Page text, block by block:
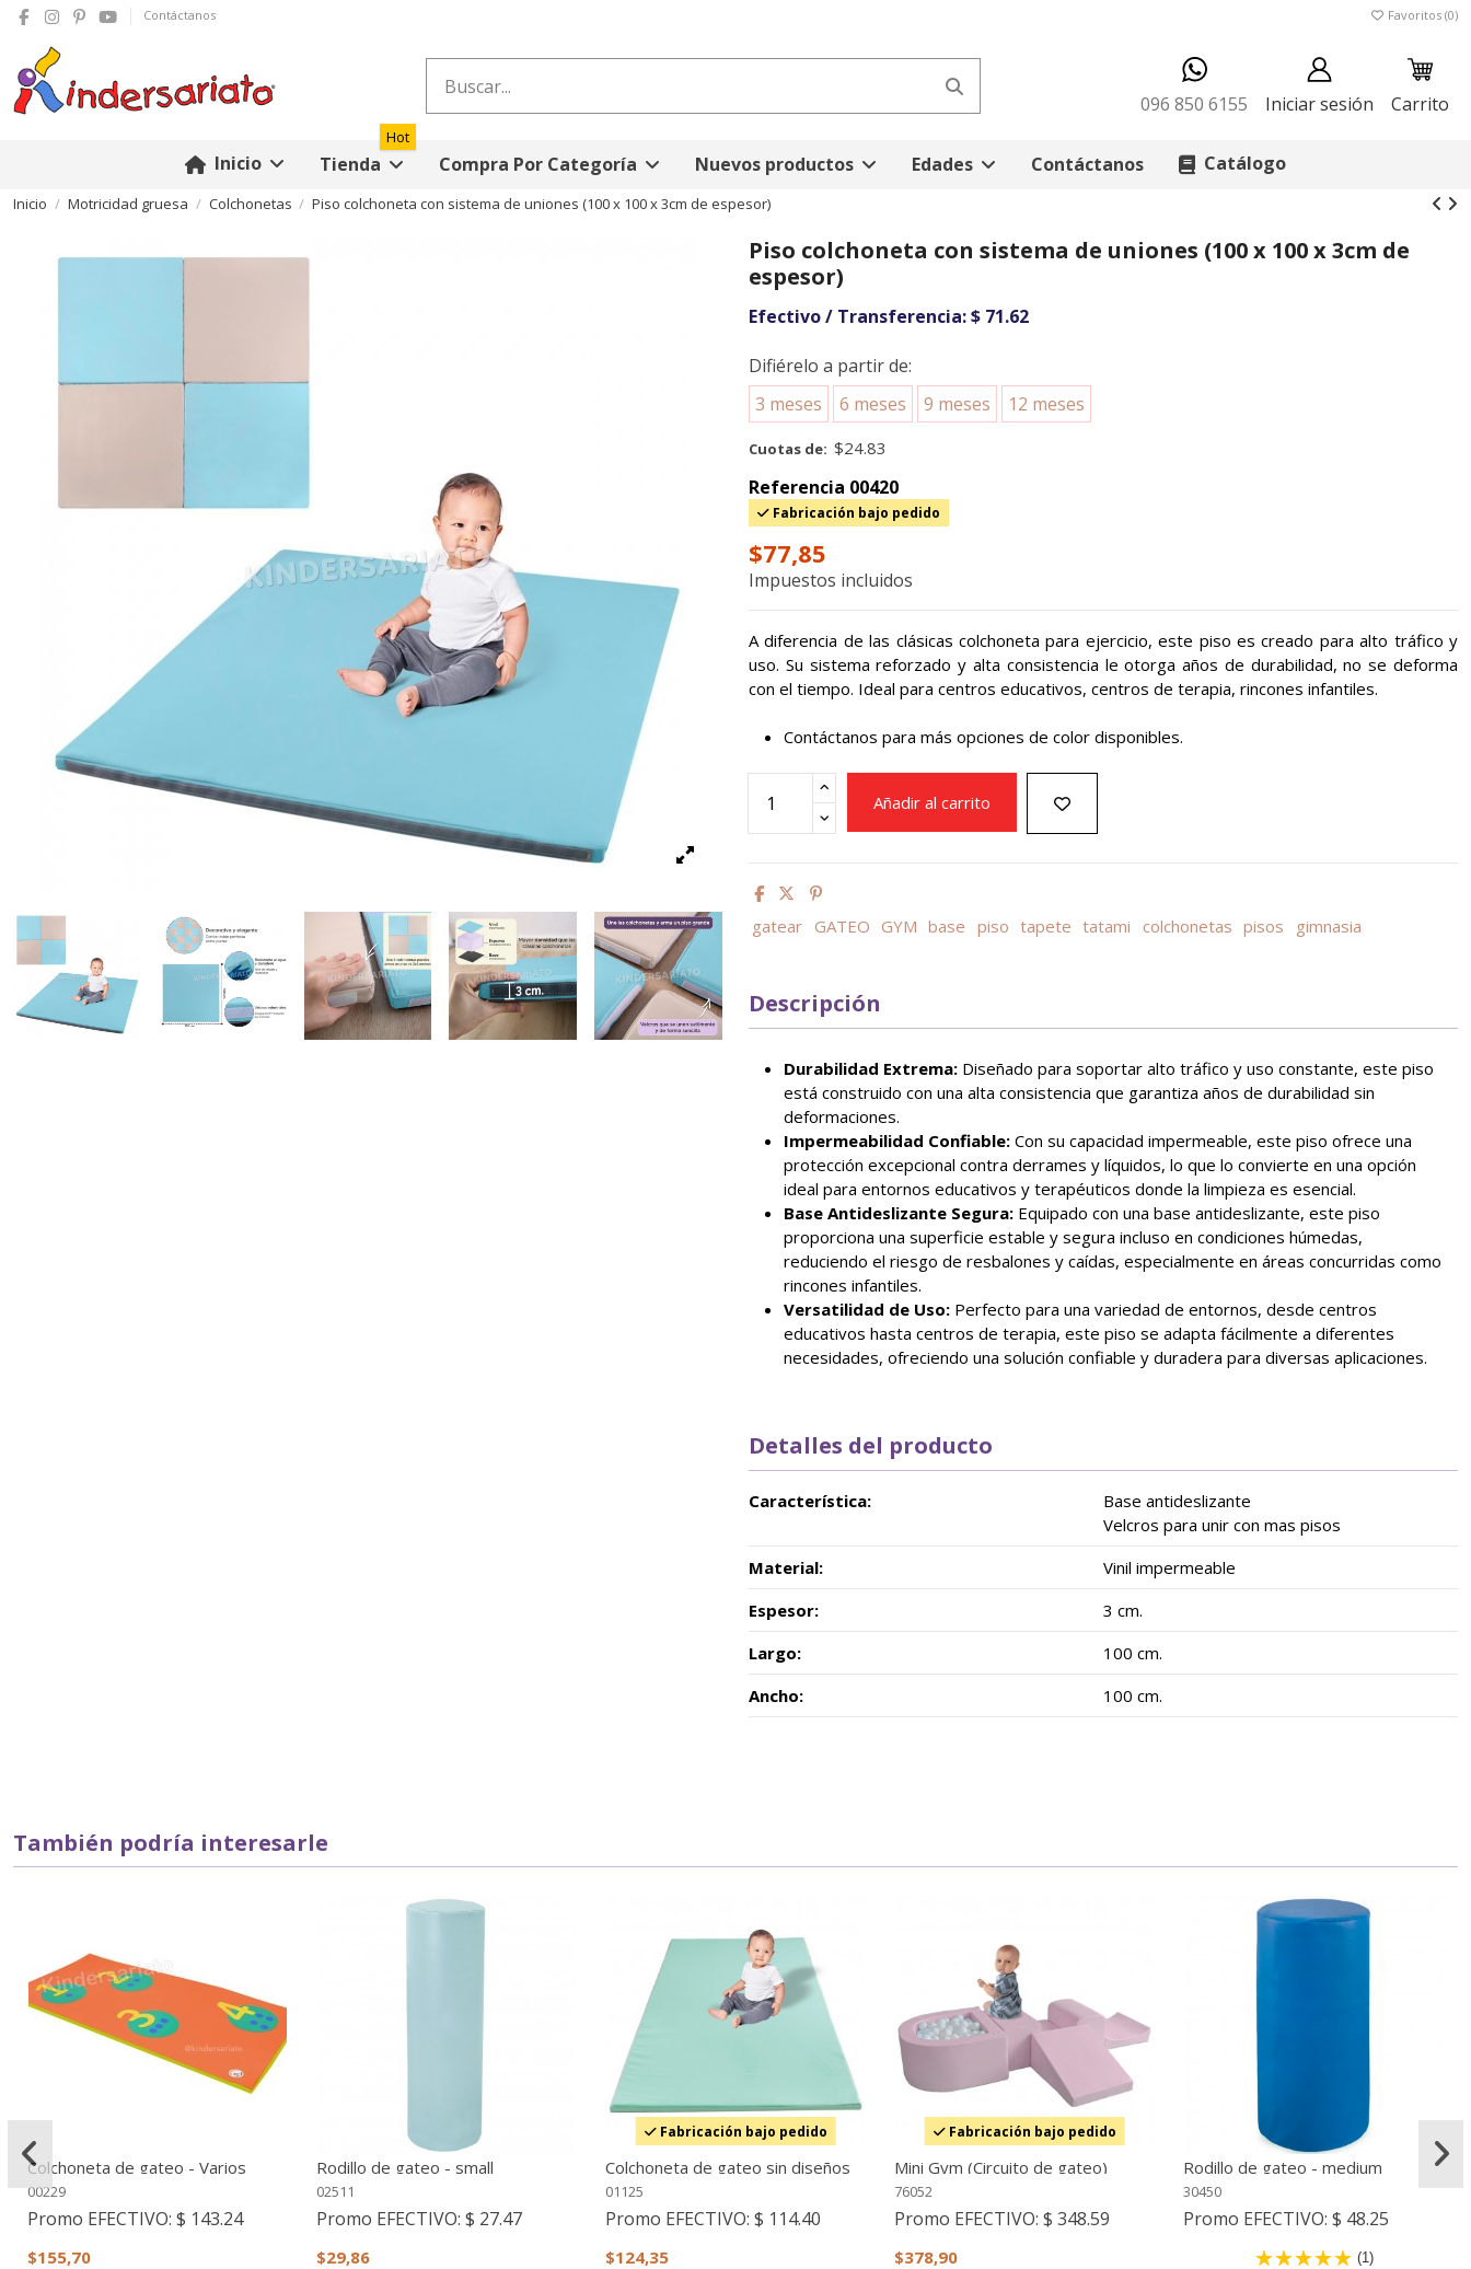
Contáctanos Favoritos (0)
096 850 6155 Iniciar sesión Carrito
Inicio Tienda
Hot
Compra Por Categoría Nuevos productos Edades Contáctanos Catálogo
Inicio Motricidad gruesa Colchonetas Piso colchoneta con sistema de uniones (100 x 100 x 3cm de espesor)
Piso colchoneta con sistema de uniones (100 x 100 x 3cm de
espesor)
Efectivo / Transferencia:$ 71.62
Difiérelo a partir de:
3 meses
6 meses 9 meses 12 meses
Cuotas de: $24.83
Referencia 00420
Fabricación bajo pedido
$77,85
Impuestos incluidos
A diferencia de las clásicas colchoneta para ejercicio, este piso es creado para alto tráfico y
uso. Su sistema reforzado y alta consistencia le otorga años de durabilidad, no se deforma
con el tiempo. Ideal para centros educativos, centros de terapia, rincones infantiles.
Contáctanos para más opciones de color disponibles.
Añadir al carrito
gatear GATEO GYM base piso tapete tatami colchonetas pisos gimnasia
Descripción
Durabilidad Extrema: Diseñado para soportar alto tráfico y uso constante, este piso
está construido con una alta consistencia que garantiza años de durabilidad sin
deformaciones.
Impermeabilidad Confiable: Con su capacidad impermeable, este piso ofrece una
protección excepcional contra derrames y líquidos, lo que lo convierte en una opción
ideal para entornos educativos y terapéuticos donde la limpieza es esencial.
Base Antideslizante Segura: Equipado con una base antideslizante, este piso
proporciona una superficie estable y segura incluso en condiciones húmedas,
reduciendo el riesgo de resbalones y caídas, especialmente en áreas concurridas como
rincones infantiles.
Versatilidad de Uso: Perfecto para una variedad de entornos, desde centros
educativos hasta centros de terapia, este piso se adapta fácilmente a diferentes
necesidades, ofreciendo una solución confiable y duradera para diversas aplicaciones.
Detalles del producto
Característica:
Base antideslizante
Velcros para unir con mas pisos
Material:
Vinil impermeable
Espesor:
3 cm.
Largo:
100 cm.
Ancho:
100 cm.
También podría interesarle
Colchoneta de gateo - Varios
modelos
00229
Promo EFECTIVO: $ 143.24
$155,70
Rodillo de gateo - small
02511
Promo EFECTIVO: $ 27.47
$29,86
Fabricación bajo pedido
Colchoneta de gateo sin diseños
01125
Promo EFECTIVO: $ 114.40
$124,35
Fabricación bajo pedido
Mini Gym (Circuito de gateo)
76052
Promo EFECTIVO: $ 348.59
$378,90
Rodillo de gateo - medium
30450
Promo EFECTIVO: $ 48.25
(1)